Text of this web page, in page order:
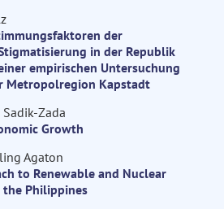
der
in der Republik
empirischen Untersuchung
Metropolregion Kapstadt
Zada
Growth
Agaton
to Renewable and Nuclear
the Philippines